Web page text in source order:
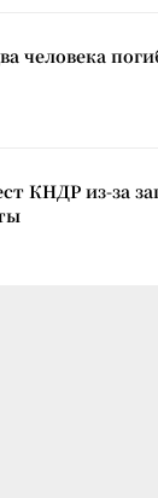
человека
КНДР из-за